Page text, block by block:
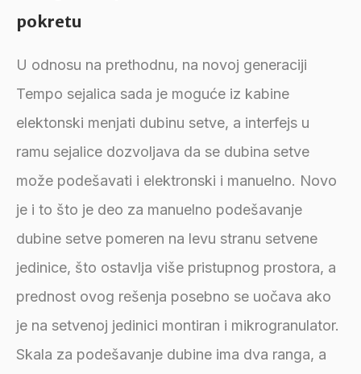
pokretu
U odnosu na prethodnu, na novoj generaciji
Tempo sejalica sada je moguće iz kabine
elektonski menjati dubinu setve, a interfejs u
ramu sejalice dozvoljava da se dubina setve
može podešavati i elektronski i manuelno. Novo
je i to što je deo za manuelno podešavanje
dubine setve pomeren na levu stranu setvene
jedinice, što ostavlja više pristupnog prostora, a
prednost ovog rešenja posebno se uočava ako
je na setvenoj jedinici montiran i mikrogranulator.
Skala za podešavanje dubine ima dva ranga, a